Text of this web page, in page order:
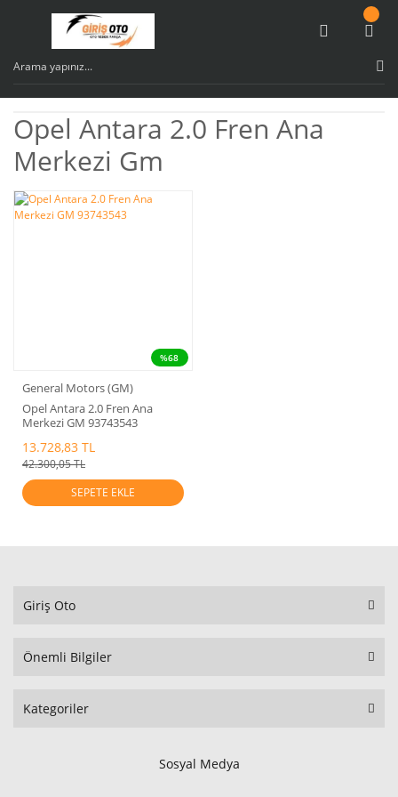
Opel Antara 2.0 Fren Ana
Merkezi Gm
%68
General Motors (GM)
Opel Antara 2.0 Fren Ana
Merkezi GM 93743543
13.728,83 TL
42.300,05 TL
SEPETE EKLE
Giriş Oto
Önemli Bilgiler
Kategoriler
Sosyal Medya